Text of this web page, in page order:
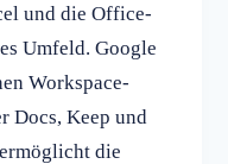
und die Office-
Umfeld. Google
Workspace-
Docs, Keep und
die